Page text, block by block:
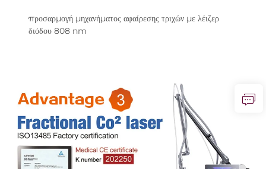
προσαρμογή μηχανήματος αφαίρεσης τριχών με λέιζερ
διόδου 808 nm